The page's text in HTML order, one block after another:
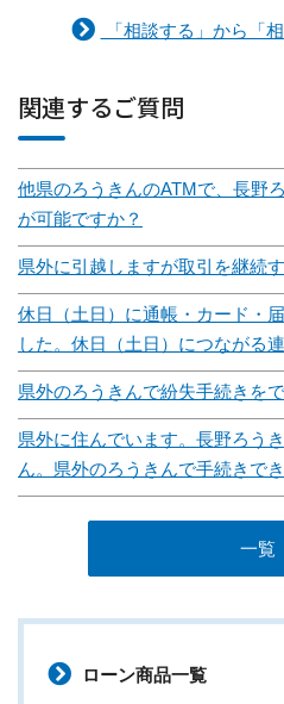
「相談する」から「
関連するご質問
他県のろうきんのATMで、長野
が可能ですか？
県外に引越しますが取引を継続
休日（土日）に通帳・カード・
した。休日（土日）につながる
県外のろうきんで紛失手続きを
県外に住んでいます。長野ろう
ん。県外のろうきんで手続きで
一覧
ローン商品一覧